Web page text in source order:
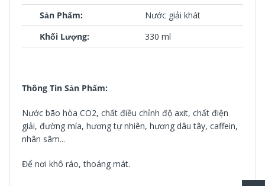
Sản Phẩm:
Nước giải khát
Khối Lượng:
330 ml
Thông Tin Sản Phẩm:
Nước bão hòa CO2, chất điều chỉnh độ axit, chất điện
giải, đường mía, hương tự nhiên, hương dâu tây, caffein,
nhân sâm...
Để nơi khô ráo, thoáng mát.
Thương Hiệu: